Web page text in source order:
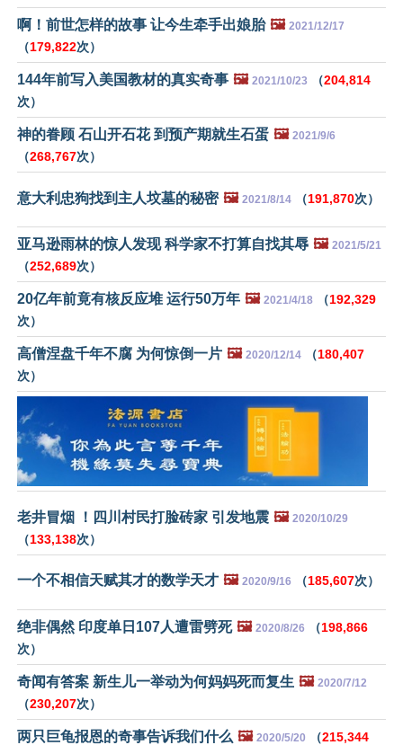
啊！前世怎样的故事 让今生牵手出娘胎 🖼️ 2021/12/17
（179,822次）
144年前写入美国教材的真实奇事 🖼️ 2021/10/23 （204,814
次）
神的眷顾 石山开石花 到预产期就生石蛋 🖼️ 2021/9/6
（268,767次）
意大利忠狗找到主人坟墓的秘密 🖼️ 2021/8/14 （191,870次）
亚马逊雨林的惊人发现 科学家不打算自找其辱 🖼️ 2021/5/21
（252,689次）
20亿年前竟有核反应堆 运行50万年 🖼️ 2021/4/18 （192,329
次）
高僧涅盘千年不腐 为何惊倒一片 🖼️ 2020/12/14 （180,407
次）
老井冒烟 ！四川村民打脸砖家 引发地震 🖼️ 2020/10/29
（133,138次）
一个不相信天赋其才的数学天才 🖼️ 2020/9/16 （185,607次）
绝非偶然 印度单日107人遭雷劈死 🖼️ 2020/8/26 （198,866
次）
奇闻有答案 新生儿一举动为何妈妈死而复生 🖼️ 2020/7/12
（230,207次）
两只巨龟报恩的奇事告诉我们什么 🖼️ 2020/5/20 （215,344